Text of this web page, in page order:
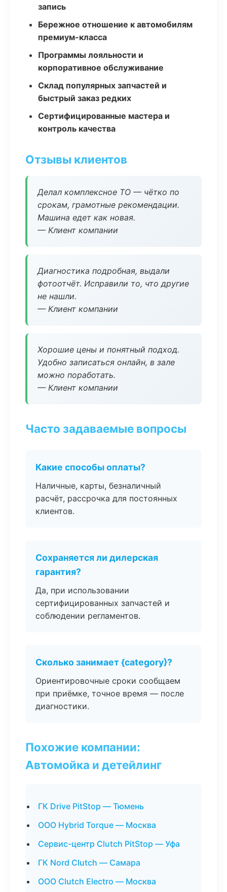
запись
Бережное отношение к автомобилям
премиум-класса
Программы лояльности и
корпоративное обслуживание
Склад популярных запчастей и
быстрый заказ редких
Сертифицированные мастера и
контроль качества
Отзывы клиентов
Делал комплексное ТО — чётко по
срокам, грамотные рекомендации.
Машина едет как новая.
— Клиент компании
Диагностика подробная, выдали
фотоотчёт. Исправили то, что другие
не нашли.
— Клиент компании
Хорошие цены и понятный подход.
Удобно записаться онлайн, в зале
можно поработать.
— Клиент компании
Часто задаваемые вопросы
Какие способы оплаты?
Наличные, карты, безналичный
расчёт, рассрочка для постоянных
клиентов.
Сохраняется ли дилерская
гарантия?
Да, при использовании
сертифицированных запчастей и
соблюдении регламентов.
Сколько занимает {category}?
Ориентировочные сроки сообщаем
при приёмке, точное время — после
диагностики.
Похожие компании:
Автомойка и детейлинг
ГК Drive PitStop — Тюмень
ООО Hybrid Torque — Москва
Сервис-центр Clutch PitStop — Уфа
ГК Nord Clutch — Самара
ООО Clutch Electro — Москва